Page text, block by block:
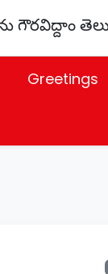
గౌరవిద్దాం
Greetings